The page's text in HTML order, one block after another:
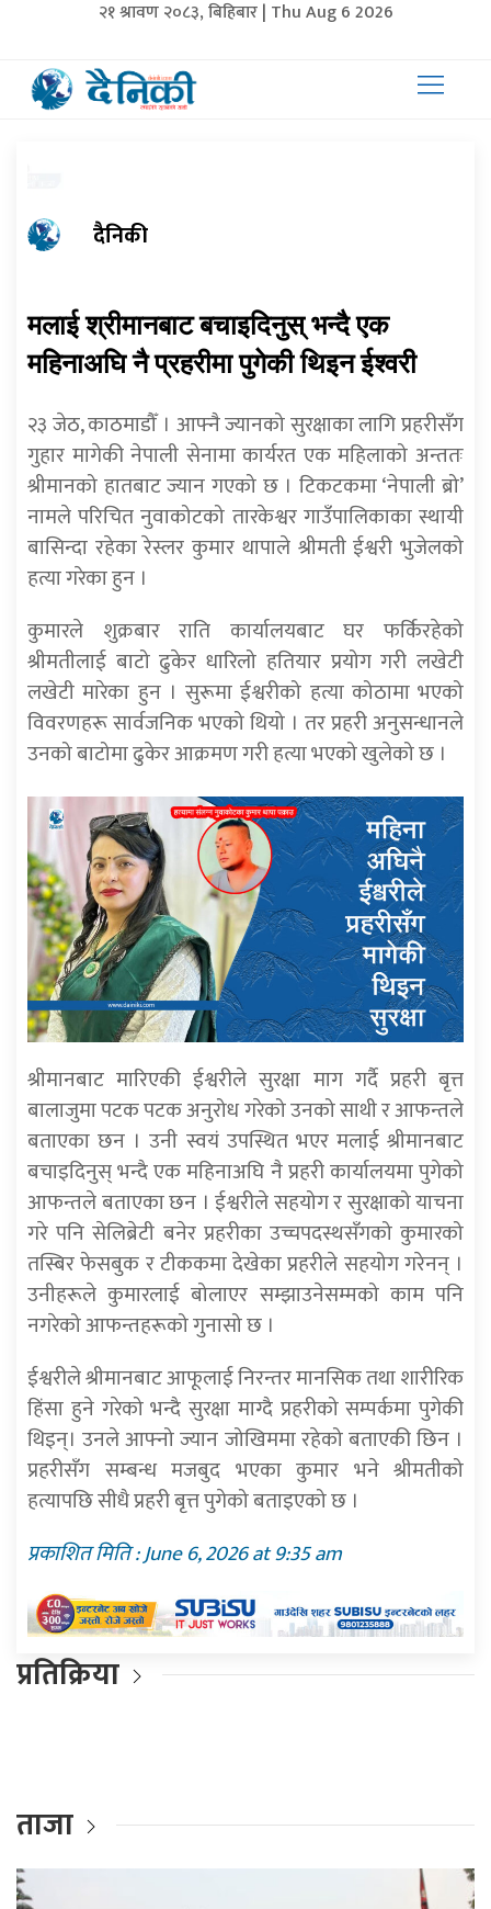
२१ श्रावण २०८३, बिहिबार | Thu Aug 6 2026
दैनिकी
मलाई श्रीमानबाट बचाइदिनुस् भन्दै एक
महिनाअघि नै प्रहरीमा पुगेकी थिइन ईश्वरी
२३ जेठ, काठमाडौँ । आफ्नै ज्यानको सुरक्षाका लागि प्रहरीसँग
गुहार मागेकी नेपाली सेनामा कार्यरत एक महिलाको अन्ततः
श्रीमानको हातबाट ज्यान गएको छ । टिकटकमा ‘नेपाली ब्रो’
नामले परिचित नुवाकोटको तारकेश्वर गाउँपालिकाका स्थायी
बासिन्दा रहेका रेस्लर कुमार थापाले श्रीमती ईश्वरी भुजेलको
हत्या गरेका हुन ।
कुमारले शुक्रबार राति कार्यालयबाट घर फर्किरहेको
श्रीमतीलाई बाटो ढुकेर धारिलो हतियार प्रयोग गरी लखेटी
लखेटी मारेका हुन । सुरूमा ईश्वरीको हत्या कोठामा भएको
विवरणहरू सार्वजनिक भएको थियो । तर प्रहरी अनुसन्धानले
उनको बाटोमा ढुकेर आक्रमण गरी हत्या भएको खुलेको छ ।
श्रीमानबाट मारिएकी ईश्वरीले सुरक्षा माग गर्दै प्रहरी बृत्त
बालाजुमा पटक पटक अनुरोध गरेको उनको साथी र आफन्तले
बताएका छन । उनी स्वयं उपस्थित भएर मलाई श्रीमानबाट
बचाइदिनुस् भन्दै एक महिनाअघि नै प्रहरी कार्यालयमा पुगेको
आफन्तले बताएका छन । ईश्वरीले सहयोग र सुरक्षाको याचना
गरे पनि सेलिब्रेटी बनेर प्रहरीका उच्चपदस्थसँगको कुमारको
तस्बिर फेसबुक र टीककमा देखेका प्रहरीले सहयोग गरेनन् ।
उनीहरूले कुमारलाई बोलाएर सम्झाउनेसम्मको काम पनि
नगरेको आफन्तहरूको गुनासो छ ।
ईश्वरीले श्रीमानबाट आफूलाई निरन्तर मानसिक तथा शारीरिक
हिंसा हुने गरेको भन्दै सुरक्षा माग्दै प्रहरीको सम्पर्कमा पुगेकी
थिइन्। उनले आफ्नो ज्यान जोखिममा रहेको बताएकी छिन ।
प्रहरीसँग सम्बन्ध मजबुद भएका कुमार भने श्रीमतीको
हत्यापछि सीधै प्रहरी बृत्त पुगेको बताइएको छ ।
प्रकाशित मिति : June 6, 2026 at 9:35 am
प्रतिक्रिया
ताजा